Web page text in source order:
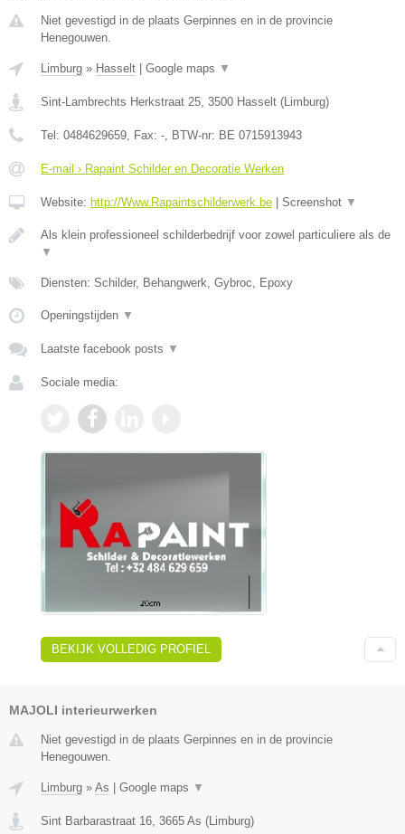
Niet gevestigd in de plaats Gerpinnes en in de provincie
Henegouwen.
Limburg » Hasselt Google maps ▼
Sint-Lambrechts Herkstraat 25, 3500 Hasselt (Limburg)
Tel: 0484629659, Fax: -, BTW-nr: BE 0715913943
E-mail › Rapaint Schilder en Decoratie Werken
Website: http://Www.Rapaintschilderwerk.be Screenshot ▼
Als klein professioneel schilderbedrijf voor zowel particuliere als de
▼
Diensten: Schilder, Behangwerk, Gybroc, Epoxy
Openingstijden ▼
Laatste facebook posts ▼
Sociale media:
BEKIJK VOLLEDIG PROFIEL
MAJOLI interieurwerken
Niet gevestigd in de plaats Gerpinnes en in de provincie
Henegouwen.
Limburg » As Google maps ▼
Sint Barbarastraat 16 3665 As ( Limburg)